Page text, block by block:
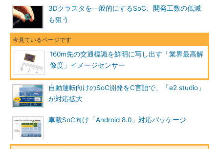
3Dクラスタを一般的にするSoC、開発工数の低減
も狙う
160m先の交通標識を鮮明に写し出す「業界最高解
像度」イメージセンサー
自動運転向けのSoC開発をC言語で、「e2 studio」
が対応拡大
車載SoC向け「Android 8.0」対応パッケージ